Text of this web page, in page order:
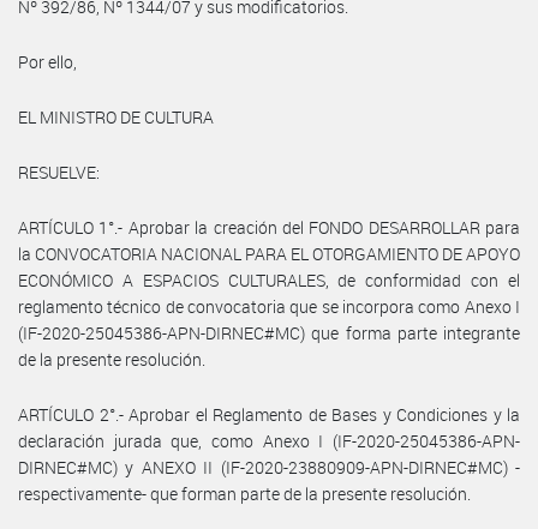
Nº 392/86, Nº 1344/07 y sus modificatorios.
Por ello,
EL MINISTRO DE CULTURA
RESUELVE:
ARTÍCULO 1°.- Aprobar la creación del FONDO DESARROLLAR para
la CONVOCATORIA NACIONAL PARA EL OTORGAMIENTO DE APOYO
ECONÓMICO A ESPACIOS CULTURALES, de conformidad con el
reglamento técnico de convocatoria que se incorpora como Anexo I
(IF-2020-25045386-APN-DIRNEC#MC) que forma parte integrante
de la presente resolución.
ARTÍCULO 2°.- Aprobar el Reglamento de Bases y Condiciones y la
declaración jurada que, como Anexo I (IF-2020-25045386-APN-
DIRNEC#MC) y ANEXO II (IF-2020-23880909-APN-DIRNEC#MC) -
respectivamente- que forman parte de la presente resolución.